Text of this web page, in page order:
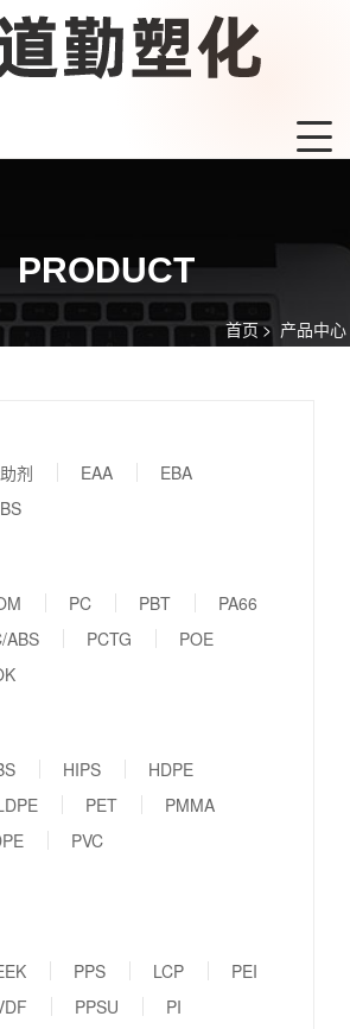
PRODUCT
首页> 产品中心
剂 EAA
EBA
PC PBT
PA66
ABS PCTG
POE
HIPS
HDPE
PET
PMMA
PVC
PPS LCP
PEI
PPSU PI